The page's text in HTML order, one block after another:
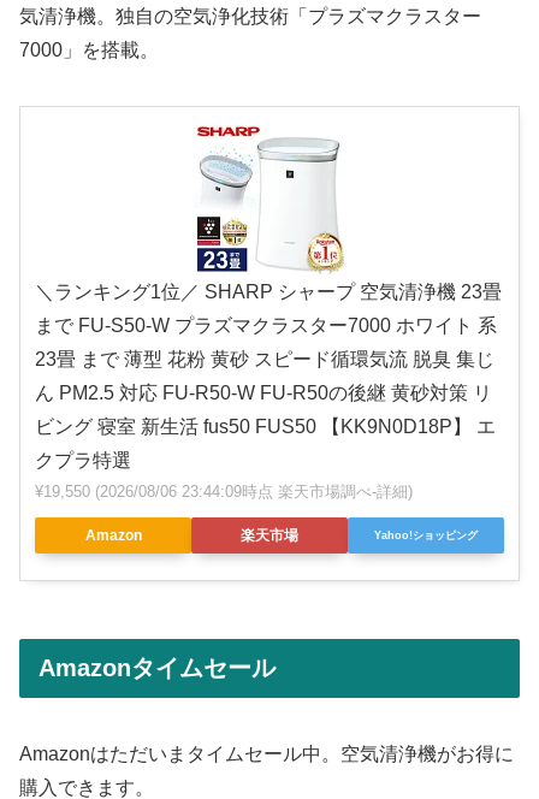
気清浄機。独自の空気浄化技術「プラズマクラスター
7000」を搭載。
＼ランキング1位／ SHARP シャープ 空気清浄機 23畳
まで FU-S50-W プラズマクラスター7000 ホワイト 系
23畳 まで 薄型 花粉 黄砂 スピード循環気流 脱臭 集じ
ん PM2.5 対応 FU-R50-W FU-R50の後継 黄砂対策 リ
ビング 寝室 新生活 fus50 FUS50 【KK9N0D18P】 エ
クプラ特選
¥19,550 (2026/08/06 23:44:09時点 楽天市場調べ-詳細)
Amazon 楽天市場 Yahoo!ショッピング
Amazonタイムセール
Amazonはただいまタイムセール中。空気清浄機がお得に
購入できます。